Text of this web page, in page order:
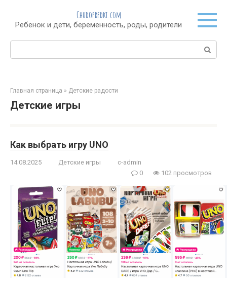
контенту
Chudopredki.com
Ребенок и дети, беременность, роды, родители
Поиск:
Главная страница » Детские радости
Детские игры
Как выбрать игру UNO
14.08.2025 Детские игры
c-admin
0
102 просмотров